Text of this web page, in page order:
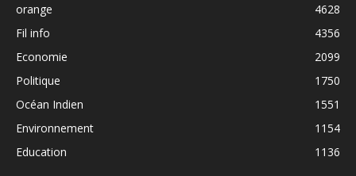
orange
4628
Fil info
4356
Economie
2099
Politique
1750
Océan Indien
1551
Environnement
1154
Education
1136